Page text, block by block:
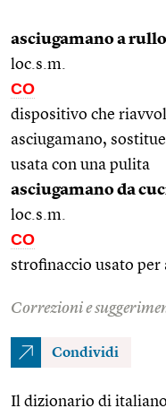
asciugamano a rullo
loc.s.m.
CO
dispositivo che
asciugamano,
usata con una pulita
asciugamano da
loc.s.m.
CO
strofinaccio usato per
Correzioni e
Condividi
Il dizionario di